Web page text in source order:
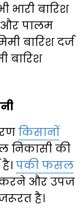
भारी बारिश
और पालम
बारिश दर्ज
बारिश
किसानों
निकासी की
पकी फसल
और उपज
है।